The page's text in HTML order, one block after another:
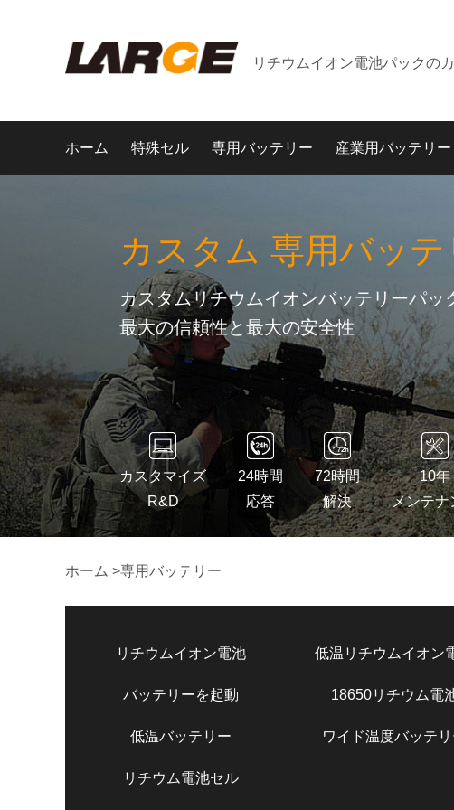
リチウムイオン電池パックの
ホーム 特殊セル 専用バッテリー 産業用バッテリー
カスタム 専用バッテ
カスタムリチウムイオンバッテリーパッ
最大の信頼性と最大の安全性
カスタマイズ
R&D
24時間
応答
72時間
解決
10年
メンテナ
ホーム >専用バッテリー
リチウムイオン電池 低温リチウムイオン
バッテリーを起動 18650リチウム電
低温バッテリー ワイド温度バッテ
リチウム電池セル